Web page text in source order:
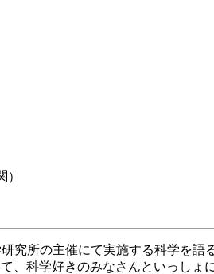
究所の主催にて実施する科学を語
科学好きのみなさんといっしょ